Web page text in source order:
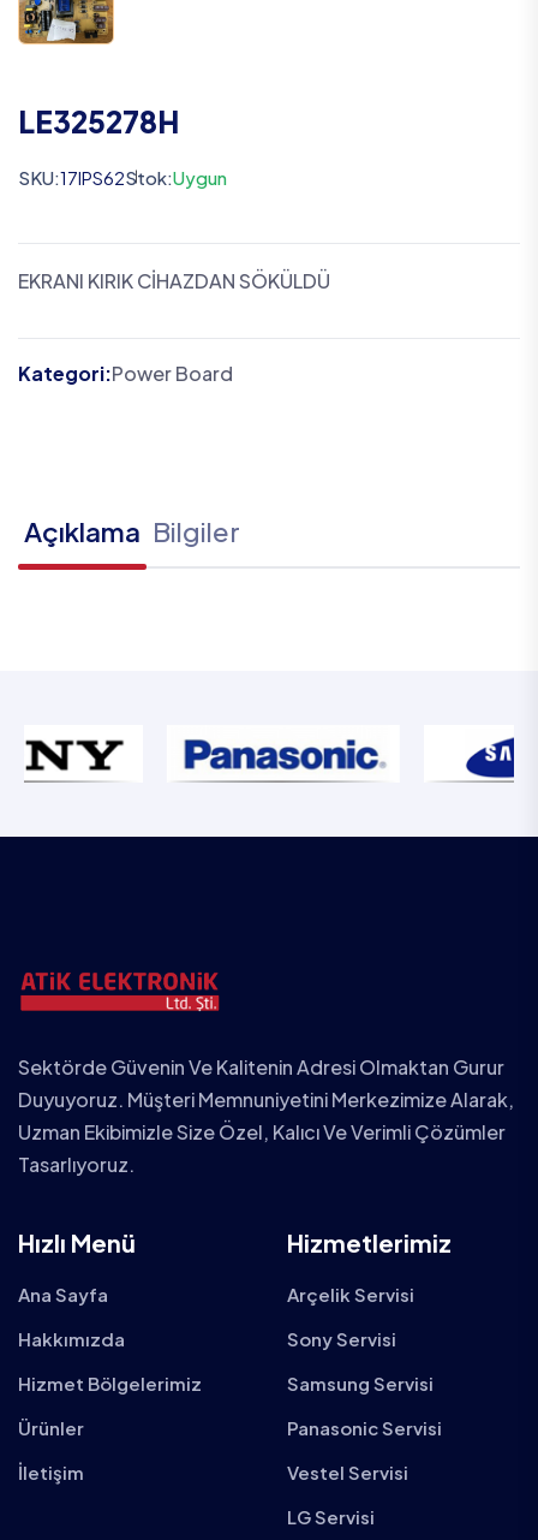
LE325278H
SKU:17IPS62Stok:Uygun
EKRANI KIRIK CİHAZDAN SÖKÜLDÜ
Kategori:Power Board
Açıklama Bilgiler
Sektörde Güvenin Ve Kalitenin Adresi Olmaktan Gurur
Duyuyoruz. Müşteri Memnuniyetini Merkezimize Alarak,
Uzman Ekibimizle Size Özel, Kalıcı Ve Verimli Çözümler
Tasarlıyoruz.
Hızlı Menü
Ana Sayfa
Hakkımızda
Hizmet Bölgelerimiz
Ürünler
İletişim
Hizmetlerimiz
Arçelik Servisi
Sony Servisi
Samsung Servisi
Panasonic Servisi
Vestel Servisi
LG Servisi